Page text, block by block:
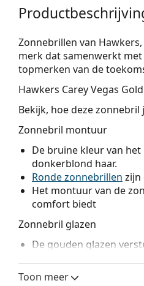
Zonnebrillen van
merk dat samenwerkt
topmerken van de
Hawkers Carey Vegas
Bekijk, hoe deze
Zonnebril montuur
De bruine kleur van
donkerblond haar.
Ronde zonnebrillen zijn
Het montuur van de
comfort biedt
Zonnebril glazen
De gouden glazen
Toon meer